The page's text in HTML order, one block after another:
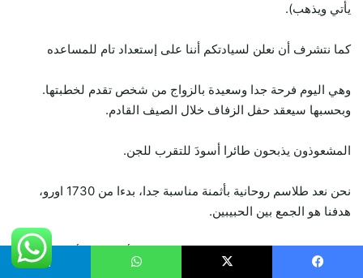
يأتي ويذهب).
كما نتشرف أن نعلن لسيادتكم أننا على إستعداد تام للمساعده
وهي اليوم فرحة جدا وسعيدة بالزواج من شخص تقدم لخطبتها.
وبحسبها سيعقد حفل الزفاف خلال الصيف القادم.
المشعوذون يذبحون طائرا أسودَ للتقرب للجن.
نحن نعد طلاسم روحانية بأثمنة مناسبة جدا، بدءا من 1730 اورو،
هدفنا هو الجمع بين الحبيبين.
وتتحدث انفال قائلة رغم إيمانها بالطريقة، إلا أنها تعرف أن النصب
حاضر في أوساط من يلقبون أنفسهم بالشيوخ.